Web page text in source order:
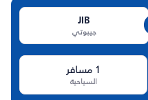
JIB
جيبوتي
1 مسافر
السياحية